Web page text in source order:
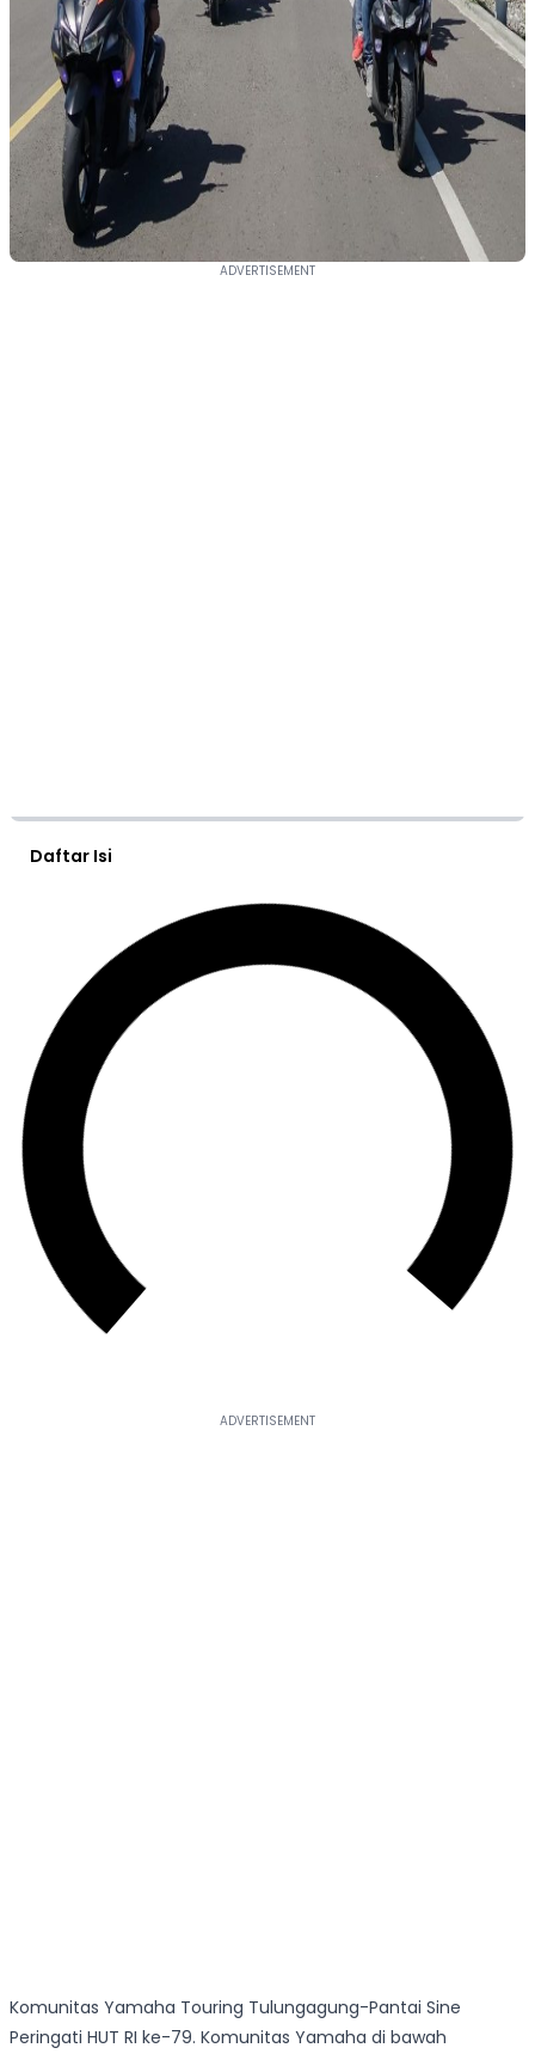
Daftar Isi
Komunitas Yamaha Touring Tulungagung-Pantai Sine
Peringati HUT RI ke-79. Komunitas Yamaha di bawah